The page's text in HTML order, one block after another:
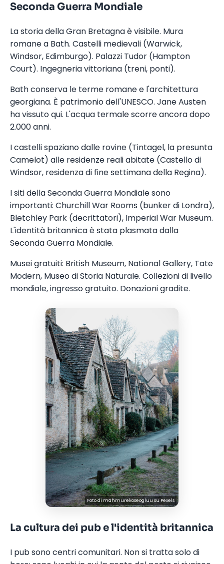
Seconda Guerra Mondiale
La storia della Gran Bretagna è visibile. Mura
romane a Bath. Castelli medievali (Warwick,
Windsor, Edimburgo). Palazzi Tudor (Hampton
Court). Ingegneria vittoriana (treni, ponti).
Bath conserva le terme romane e l'architettura
georgiana. È patrimonio dell'UNESCO. Jane Austen
ha vissuto qui. L'acqua termale scorre ancora dopo
2.000 anni.
I castelli spaziano dalle rovine (Tintagel, la presunta
Camelot) alle residenze reali abitate (Castello di
Windsor, residenza di fine settimana della Regina).
I siti della Seconda Guerra Mondiale sono
importanti: Churchill War Rooms (bunker di Londra),
Bletchley Park (decrittatori), Imperial War Museum.
L'identità britannica è stata plasmata dalla
Seconda Guerra Mondiale.
Musei gratuiti: British Museum, National Gallery, Tate
Modern, Museo di Storia Naturale. Collezioni di livello
mondiale, ingresso gratuito. Donazioni gradite.
Foto dimahmurekoseogluusuPexels
La cultura dei pub e l'identità britannica
I pub sono centri comunitari. Non si tratta solo di